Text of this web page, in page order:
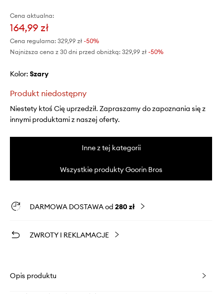
Cena aktualna:
164,99 zł
Cena regularna: 329,99 zł -50%
Najniższa cena z 30 dni przed obniżką: 329,99 zł -50%
Kolor: szary
Produkt niedostępny
Niestety ktoś Cię uprzedził. Zapraszamy do zapoznania się z
innymi produktami z naszej oferty.
Inne z tej kategorii
Wszystkie produkty Goorin Bros
DARMOWA DOSTAWA od 280 zł
ZWROTY I REKLAMACJE
Opis produktu